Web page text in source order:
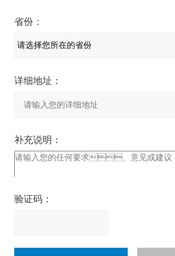
省份：
详细地址：
补充说明：
验证码：